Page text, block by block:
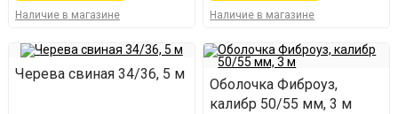
Наличие в магазине Наличие в магазине
Черева свиная 34/36, 5 м
Оболочка Фиброуз,
калибр 50/55 мм, 3 м